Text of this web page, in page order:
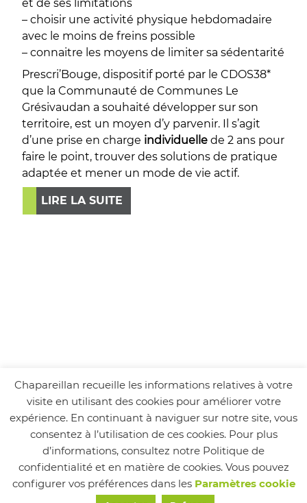
et de ses limitations
– choisir une activité physique hebdomadaire
avec le moins de freins possible
– connaitre les moyens de limiter sa sédentarité
Prescri’Bouge, dispositif porté par le CDOS38*
que la Communauté de Communes Le
Grésivaudan a souhaité développer sur son
territoire, est un moyen d’y parvenir. Il s’agit
d’une prise en charge individuelle de 2 ans pour
faire le point, trouver des solutions de pratique
adaptée et mener un mode de vie actif.
LIRE LA SUITE
Chapareillan recueille les informations relatives à votre
visite en utilisant des cookies pour améliorer votre
expérience. En continuant à naviguer sur notre site, vous
consentez à l’utilisation de ces cookies. Pour plus
d’informations, consultez notre Politique de
confidentialité et en matière de cookies. Vous pouvez
configurer vos préférences dans les Paramètres cookie